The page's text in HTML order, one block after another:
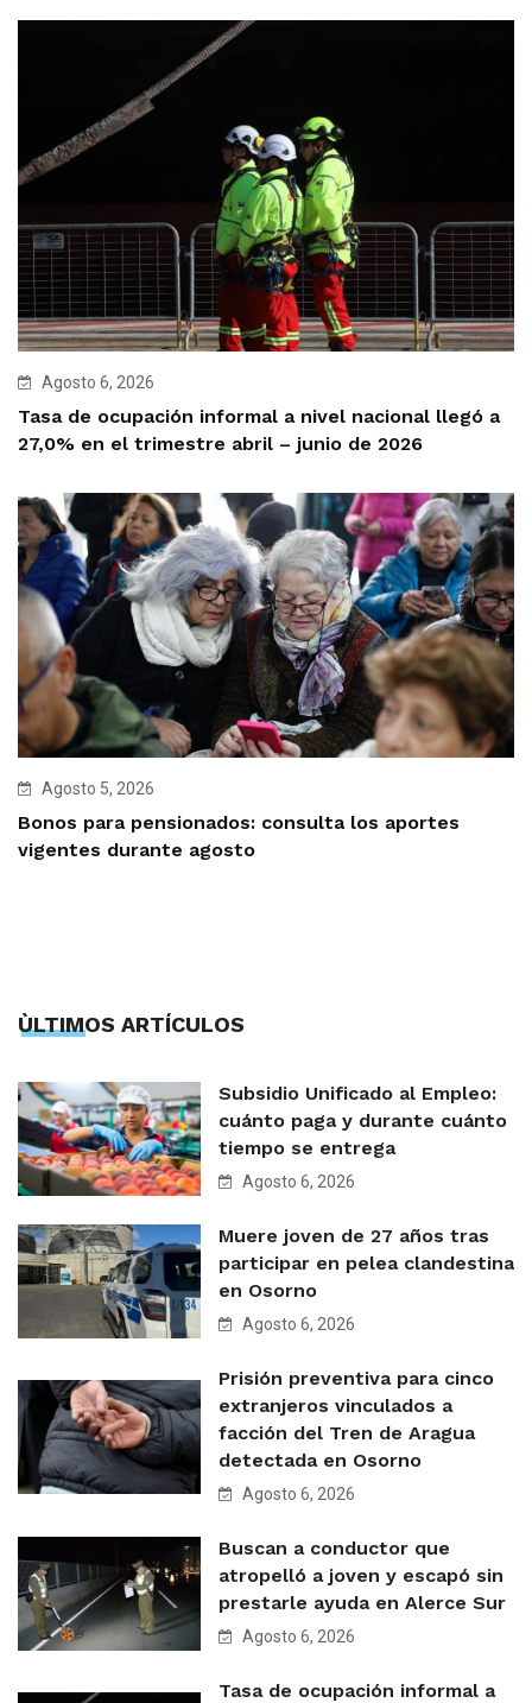
Agosto 6, 2026
Tasa de ocupación informal a nivel nacional llegó a
27,0% en el trimestre abril – junio de 2026
Agosto 5, 2026
Bonos para pensionados: consulta los aportes
vigentes durante agosto
ÙLTIMOS ARTÍCULOS
Subsidio Unificado al Empleo:
cuánto paga y durante cuánto
tiempo se entrega
Agosto 6, 2026
Muere joven de 27 años tras
participar en pelea clandestina
en Osorno
Agosto 6, 2026
Prisión preventiva para cinco
extranjeros vinculados a
facción del Tren de Aragua
detectada en Osorno
Agosto 6, 2026
Buscan a conductor que
atropelló a joven y escapó sin
prestarle ayuda en Alerce Sur
Agosto 6, 2026
Tasa de ocupación informal a